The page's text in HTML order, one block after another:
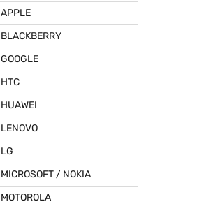
APPLE
BLACKBERRY
GOOGLE
HTC
HUAWEI
LENOVO
LG
MICROSOFT / NOKIA
MOTOROLA